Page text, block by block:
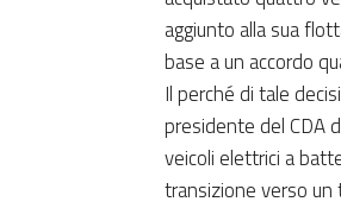
aggiunto alla sua
base a un accordo
Il perché di tale
presidente del CDA
veicoli elettrici a
transizione verso